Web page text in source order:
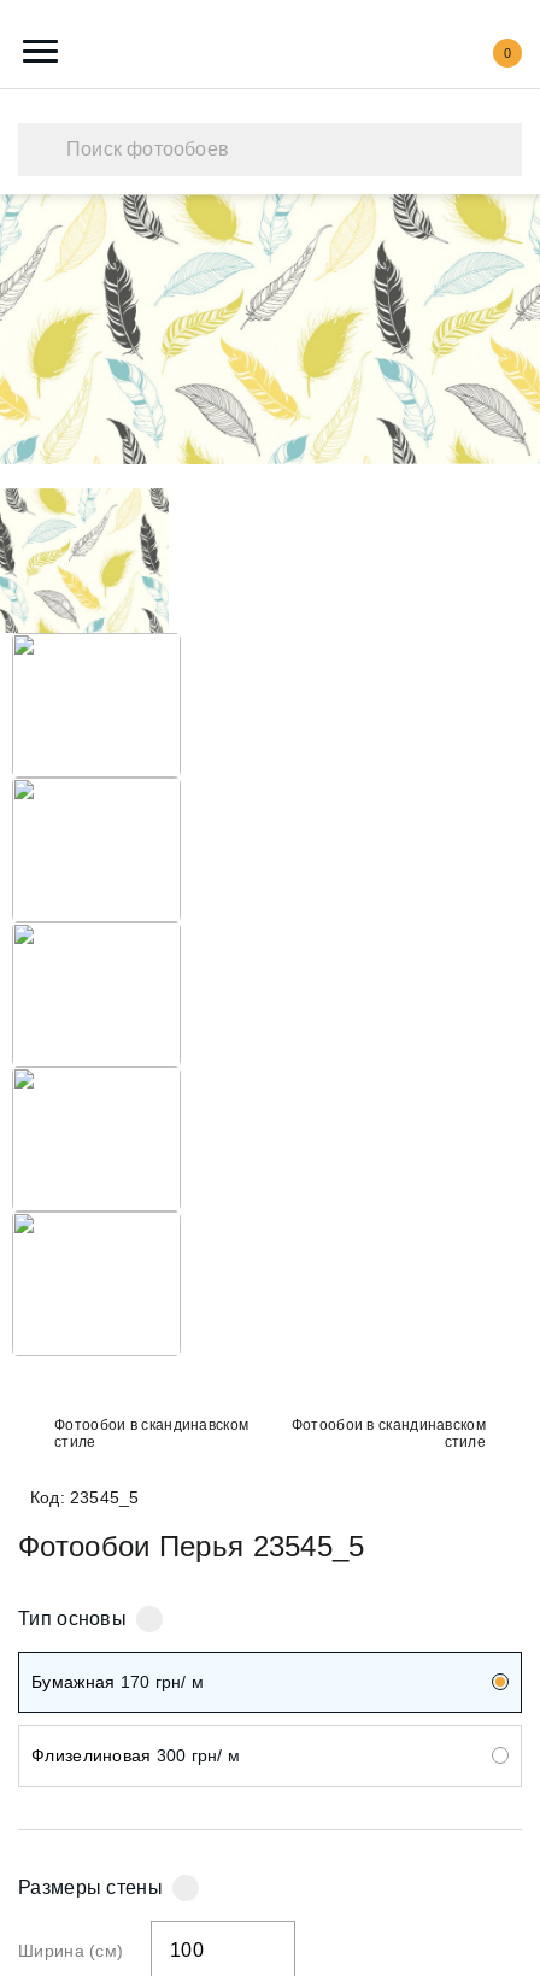
0
Каталог обоев
Наши работы
Создать свои фотообои
О нас
Контакты
+38 (097) 151 87 57
Избранное
Фотообои в скандинавском
стиле
Фотообои в скандинавском
стиле
Код: 23545_5
Фотообои Перья 23545_5
Тип основы
Бумажная 170 грн/ м
Флизелиновая 300 грн/ м
Размеры стены
Ширина (см)